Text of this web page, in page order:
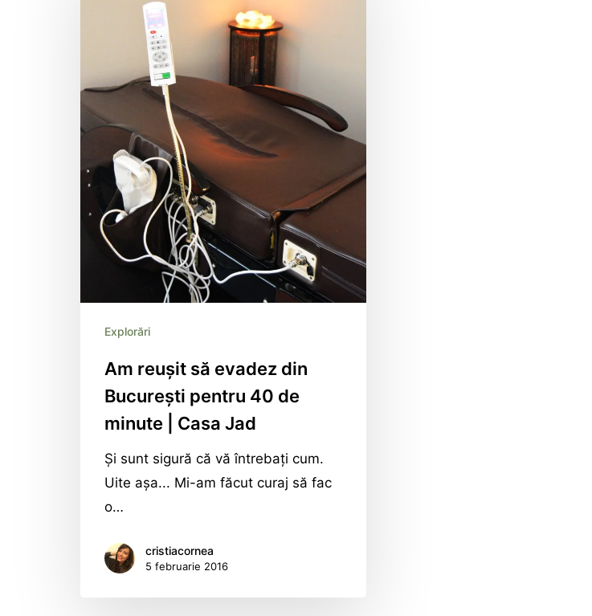
Explorări
Am reușit să evadez din
București pentru 40 de
minute | Casa Jad
Şi sunt sigură că vă întrebaţi cum.
Uite aşa... Mi-am făcut curaj să fac
o…
cristiacornea
5 februarie 2016